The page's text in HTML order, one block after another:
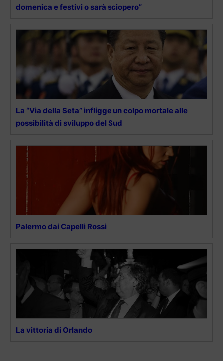
domenica e festivi o sarà sciopero”
La “Via della Seta” infligge un colpo mortale alle
possibilità di sviluppo del Sud
Palermo dai Capelli Rossi
La vittoria di Orlando